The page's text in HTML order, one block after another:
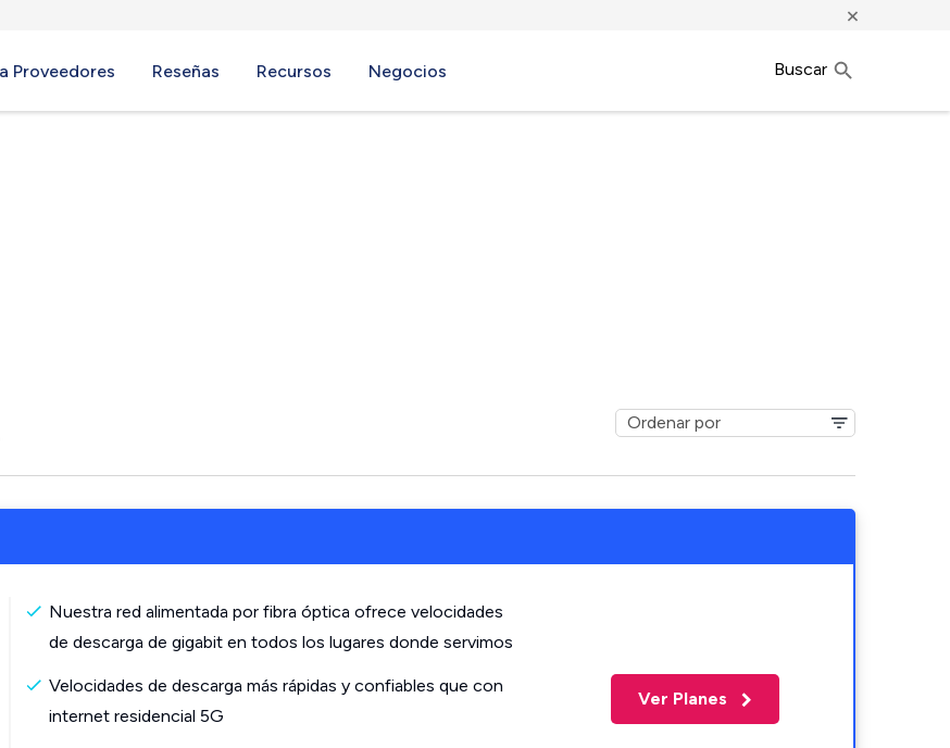
×
Proveedores Reseñas Recursos Negocios Buscar
Nuestra red alimentada por fibra óptica ofrece velocidades
de descarga de gigabit en todos los lugares donde servimos
Velocidades de descarga más rápidas y confiables que con
internet residencial 5G
Ver Planes